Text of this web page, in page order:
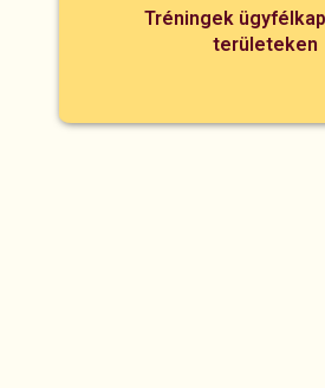
Tréningek
területeken